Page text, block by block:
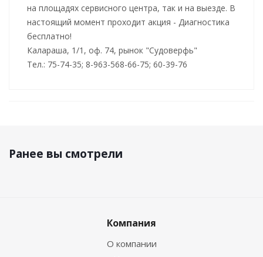
на площадях сервисного центра, так и на выезде. В
настоящий момент проходит акция - Диагностика
бесплатно!
Калараша, 1/1, оф. 74, рынок "Судоверфь"
Тел.: 75-74-35; 8-963-568-66-75; 60-39-76
Ранее вы смотрели
Компания
О компании